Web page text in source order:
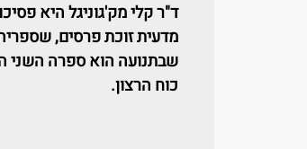
ד"ר קלי מק'גוניגל היא
מדעית זוכת פרסים,
שבתנועה הוא ספרה השני
כוח הרצון.